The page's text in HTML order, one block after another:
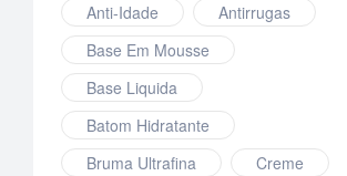
Anti-Idade
Antirrugas
Base Em Mousse
Base Liquida
Batom Hidratante
Bruma Ultrafina
Creme